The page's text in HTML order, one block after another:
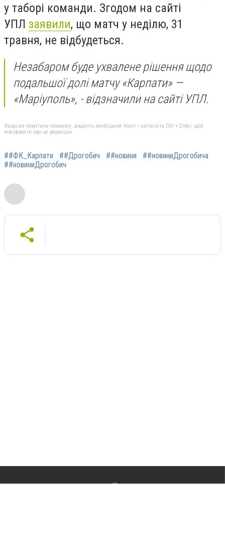
у таборі команди. Згодом на сайті
УПЛ заявили, що матч у неділю, 31
травня, не відбудеться.
Незабаром буде ухвалене рішення щодо
подальшої долі матчу «Карпати» —
«Маріуполь», - відзначили на сайті УПЛ.
Якщо ви помітили помилку, виділіть необхідний текст і натисніть Ctrl + Enter, щоб
повідомити про це редакцію
##ФК_Карпати ##Дрогобич ##новини
##новиниДрогобича
##новиниДрогобич